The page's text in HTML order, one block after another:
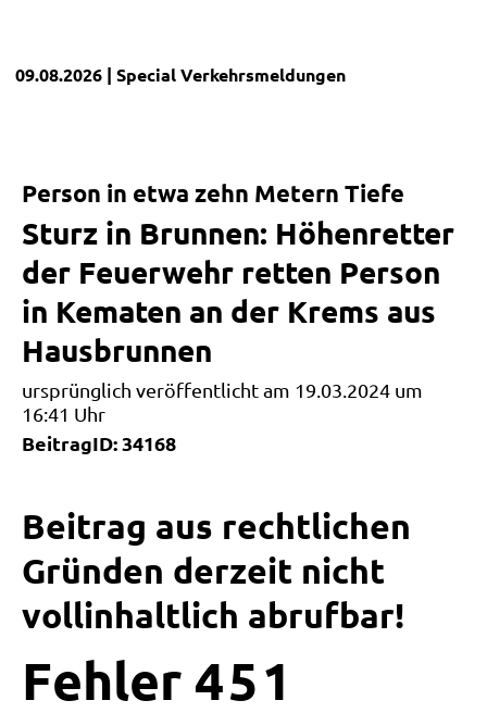
09.08.2026 | SpecialVerkehrsmeldungen
Person in etwa zehn Metern Tiefe
Sturz in Brunnen: Höhenretter
der Feuerwehr retten Person
in Kematen an der Krems aus
Hausbrunnen
ursprünglich veröffentlicht am 19.03.2024 um
16:41 Uhr
BeitragID: 34168
Beitrag aus rechtlichen
Gründen derzeit nicht
vollinhaltlich abrufbar!
Fehler 4 5 1